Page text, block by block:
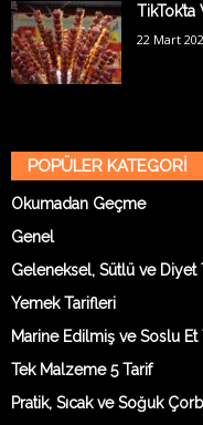
22 Mart
POPÜLER KATEGORİ
Okumadan Geçme
Genel
Geleneksel, Sütlü ve Diyet
Yemek Tarifleri
Marine Edilmiş ve Soslu Et
Tek Malzeme 5 Tarif
Pratik, Sıcak ve Soğuk